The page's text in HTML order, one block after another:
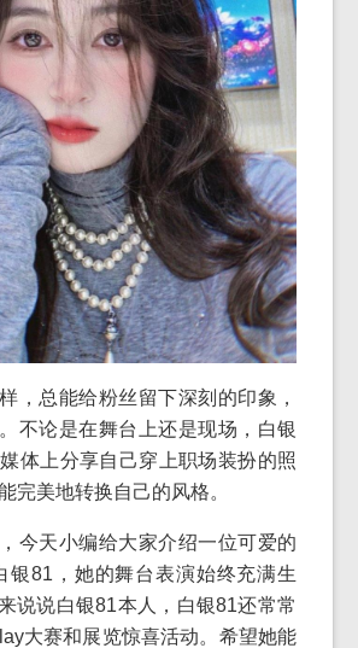
，总能给粉丝留下深刻的印象，
不论是在舞台上还是现场，白银
体上分享自己穿上职场装扮的照
完美地转换自己的风格。
今天小编给大家介绍一位可爱的
81，她的舞台表演始终充满生
说说白银81本人，白银81还常常
大赛和展览惊喜活动。希望她能